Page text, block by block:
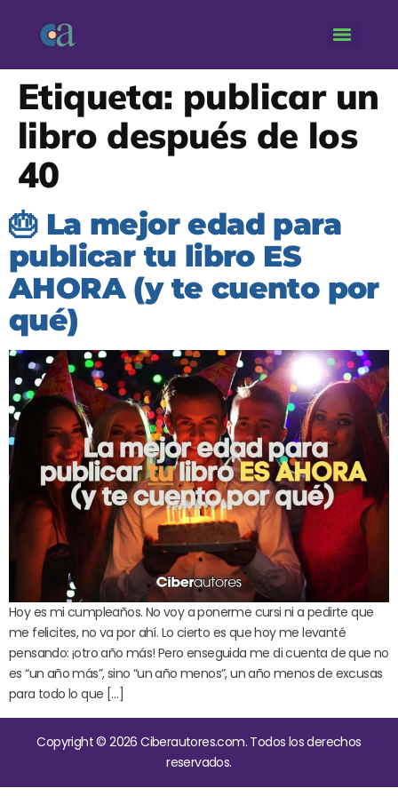
Etiqueta: publicar un
libro después de los
40
🎂 La mejor edad para
publicar tu libro ES
AHORA (y te cuento por
qué)
Hoy es mi cumpleaños. No voy a ponerme cursi ni a pedirte que
me felicites, no va por ahí. Lo cierto es que hoy me levanté
pensando: ¡otro año más! Pero enseguida me di cuenta de que no
es “un año más”, sino “un año menos”, un año menos de excusas
para todo lo que […]
Copyright © 2026 Ciberautores.com. Todos los derechos
reservados.